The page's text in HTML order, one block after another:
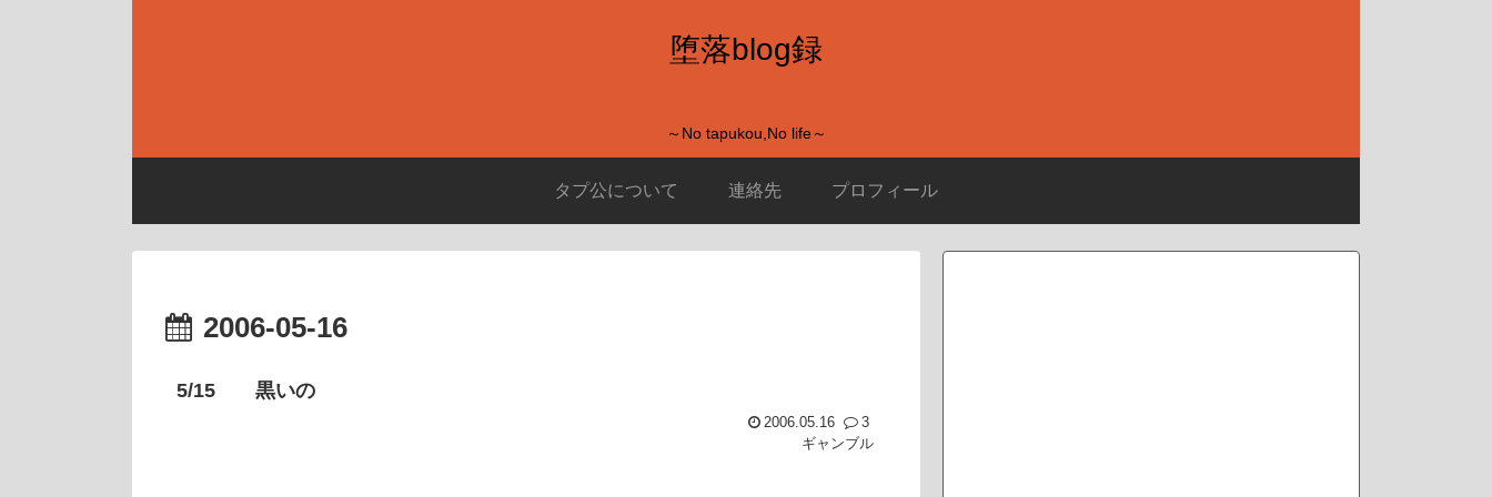
堕落blog録
～No tapukou,No life～
タプ公について 連絡先 プロフィール
2006-05-16
5/15 黒いの
2006.05.16
3
ギャンブル